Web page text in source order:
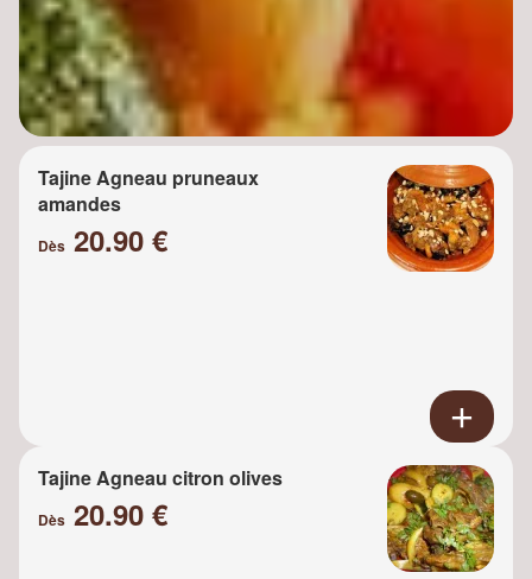
Tajine Agneau pruneaux
amandes
Dès 20.90 €
Tajine Agneau citron olives
Dès 20.90 €